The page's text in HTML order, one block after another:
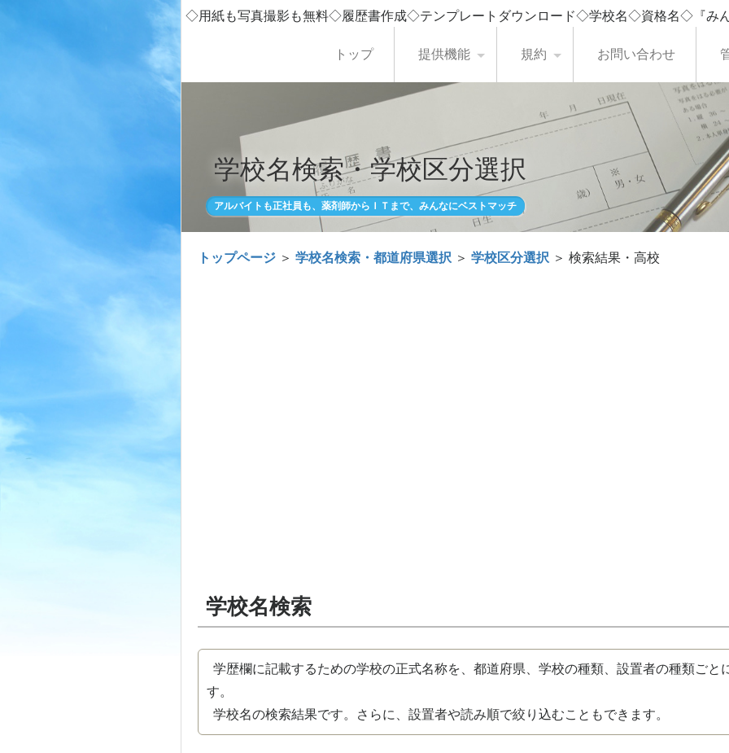
◇用紙も写真撮影も無料◇履歴書作成◇テンプレートダウンロード◇学校名◇資格名◇『み
トップ 提供機能 規約 お問い合わせ
学校名検索・学校区分選択
アルバイトも正社員も、薬剤師からＩＴまで、みんなにベストマッチ
トップページ ＞ 学校名検索・都道府県選択 ＞ 学校区分選択 ＞ 検索結果・高校
学校名検索
学歴欄に記載するための学校の正式名称を、都道府県、学校の種類、設置者の種類ごと
す。
学校名の検索結果です。さらに、設置者や読み順で絞り込むこともできます。